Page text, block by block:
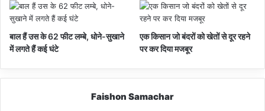
बाल हैं उस के 62 फीट लम्बे, धोने-सुखाने
में लगते हैं कई घंटे
एक किसान जो बंदरों को खेतों से दूर रहने
पर कर दिया मजबूर
Faishon Samachar